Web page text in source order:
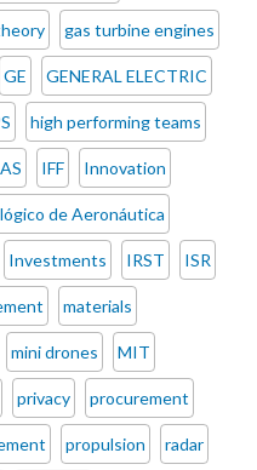
gas turbine engines
GE GENERAL ELECTRIC
high performing teams
IFF Innovation
de Aeronáutica
Investments IRST ISR
materials
mini drones MIT
privacy procurement
propulsion radar